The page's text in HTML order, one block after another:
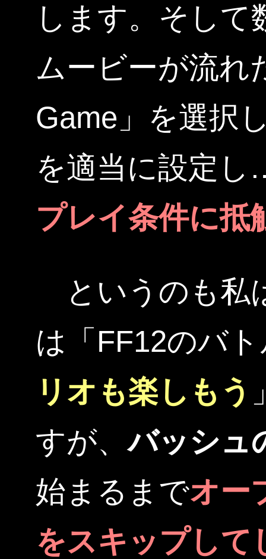
します。そして
ムービーが流れ
Game」を選択
を適当に設定
プレイ条件に抵
というのも私
は「FF12のバ
リオも楽しもう
すが、バッシュ
始まるまでオー
をスキップして